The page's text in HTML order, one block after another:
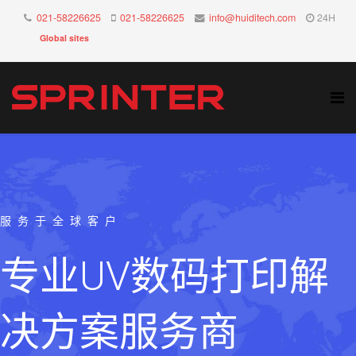
021-58226625 021-58226625 info@huiditech.com 24H
Global sites
服务于全球客户
专业UV数码打印解
决方案服务商